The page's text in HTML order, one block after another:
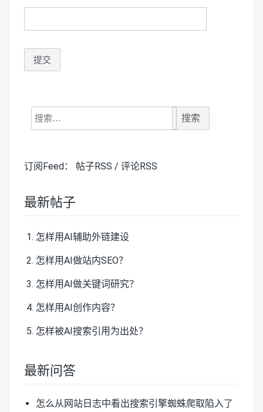
搜
索：
订阅Feed： 帖子RSS / 评论RSS
最新帖子
怎样用AI辅助外链建设
怎样用AI做站内SEO？
怎样用AI做关键词研究？
怎样用AI创作内容？
怎样被AI搜索引用为出处？
最新问答
怎么从网站日志中看出搜索引擎蜘蛛爬取陷入了